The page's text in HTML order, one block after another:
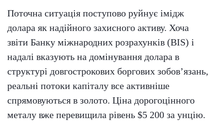
Поточна ситуація поступово руйнує імідж
долара як надійного захисного активу. Хоча
звіти Банку міжнародних розрахунків (BIS) і
надалі вказують на домінування долара в
структурі довгострокових боргових зобов’язань,
реальні потоки капіталу все активніше
спрямовуються в золото. Ціна дорогоцінного
металу вже перевищила рівень $5 200 за унцію.